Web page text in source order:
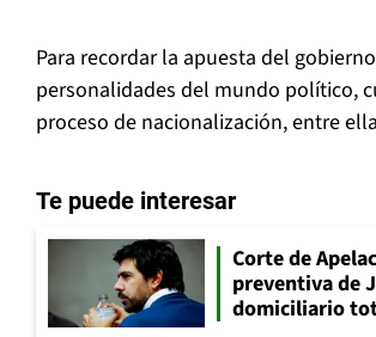
Para recordar la apuesta del
personalidades del mundo político,
proceso de nacionalización, entre
Te puede interesar
Corte de
preventiva de
domiciliario